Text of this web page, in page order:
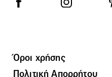
Όροι χρήσης
Πολιτική Απορρήτου